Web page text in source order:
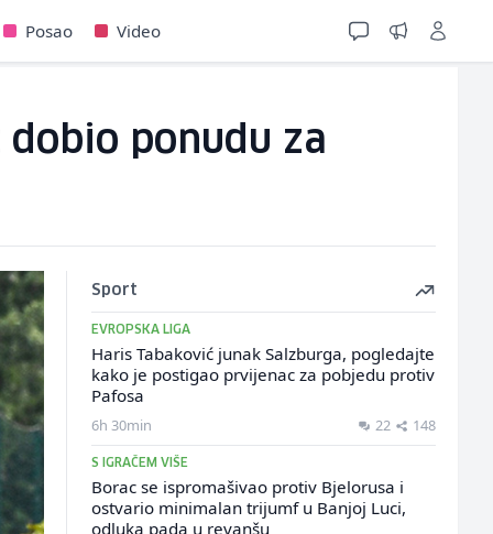
Posao Video
ponudu za
Sport
EVROPSKA LIGA
Haris Tabaković junak Salzburga, pogledajte
kako je postigao prvijenac za pobjedu protiv
Pafosa
6h 30min 22 148
S IGRAČEM VIŠE
Borac se ispromašivao protiv Bjelorusa i
ostvario minimalan trijumf u Banjoj Luci,
odluka pada u revanšu